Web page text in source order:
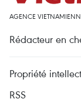
AGENCE
Rédacteur en
Propriété
RSS